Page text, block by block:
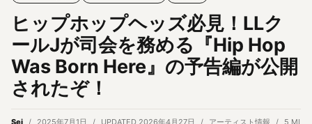
ヒップホップヘッズ必見！LLク
ールJが司会を務める『Hip Hop
Was Born Here』の予告編が公開
されたぞ！
Sei 2025年7月1日 UPDATED 2026年4月27日 アーティスト情報 5 MIN